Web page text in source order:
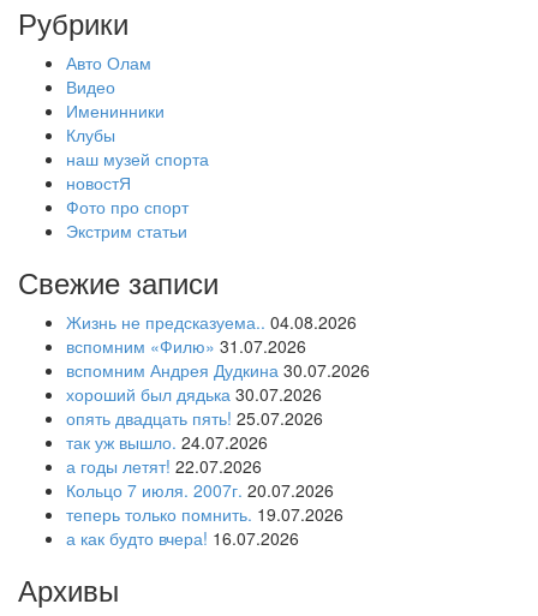
Рубрики
Авто Олам
Видео
Именинники
Клубы
наш музей спорта
новостЯ
Фото про спорт
Экстрим статьи
Свежие записи
Жизнь не предсказуема.. 04.08.2026
вспомним «Филю» 31.07.2026
вспомним Андрея Дудкина 30.07.2026
хороший был дядька 30.07.2026
опять двадцать пять! 25.07.2026
так уж вышло. 24.07.2026
а годы летят! 22.07.2026
Кольцо 7 июля. 2007г. 20.07.2026
теперь только помнить. 19.07.2026
а как будто вчера! 16.07.2026
Архивы